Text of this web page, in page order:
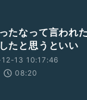
たなって言われ
たと思うといい
13 10:17:46
08:20